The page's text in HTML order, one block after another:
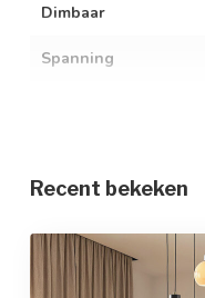
Dimbaar
Spanning
Materiaal
Afmetingen
In hoogte verstelbaar
Recent bekeken